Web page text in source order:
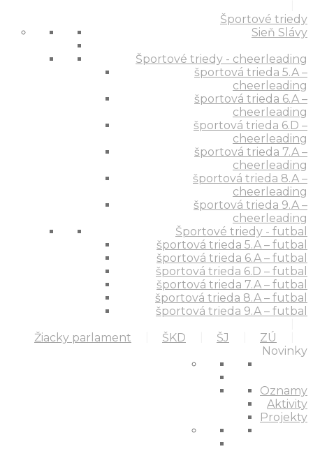
Športové triedy
Sieň Slávy
Športové triedy - cheerleading
športová trieda 5.A –
cheerleading
športová trieda 6.A –
cheerleading
športová trieda 6.D –
cheerleading
športová trieda 7.A –
cheerleading
športová trieda 8.A –
cheerleading
športová trieda 9.A –
cheerleading
Športové triedy - futbal
športová trieda 5.A – futbal
športová trieda 6.A – futbal
športová trieda 6.D – futbal
športová trieda 7.A – futbal
športová trieda 8.A – futbal
športová trieda 9.A – futbal
Žiacky parlament
ŠKD ŠJ
ZÚ
Novinky
Oznamy
Aktivity
Projekty